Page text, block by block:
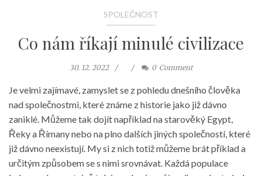
SPOLEČNOST
Co nám říkají minulé civilizace
30. 12. 2022 0 Comment
Je velmi zajímavé, zamyslet se z pohledu dnešního člověka
nad společnostmi, které známe z historie jako již dávno
zaniklé. Můžeme tak dojít například na starověký Egypt,
Řeky a Římany nebo na plno dalších jiných společností, které
již dávno neexistují. My si z nich totiž můžeme brát příklad a
určitým způsobem se s nimi srovnávat. Každá populace